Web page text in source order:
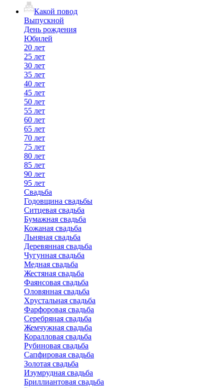
Какой повод
Выпускной
День рождения
Юбилей
20 лет
25 лет
30 лет
35 лет
40 лет
45 лет
50 лет
55 лет
60 лет
65 лет
70 лет
75 лет
80 лет
85 лет
90 лет
95 лет
Свадьба
Годовщина свадьбы
Ситцевая свадьба
Бумажная свадьба
Кожаная свадьба
Льняная свадьба
Деревянная свадьба
Чугунная свадьба
Медная свадьба
Жестяная свадьба
Фаянсовая свадьба
Оловянная свадьба
Хрустальная свадьба
Фарфоровая свадьба
Серебряная свадьба
Жемчужная свадьба
Коралловая свадьба
Рубиновая свадьба
Сапфировая свадьба
Золотая свадьба
Изумрудная свадьба
Бриллиантовая свадьба